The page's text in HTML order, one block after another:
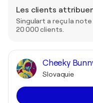
Les clients
Singulart a reçu la
20 000 clients.
Cheeky
Slovaquie